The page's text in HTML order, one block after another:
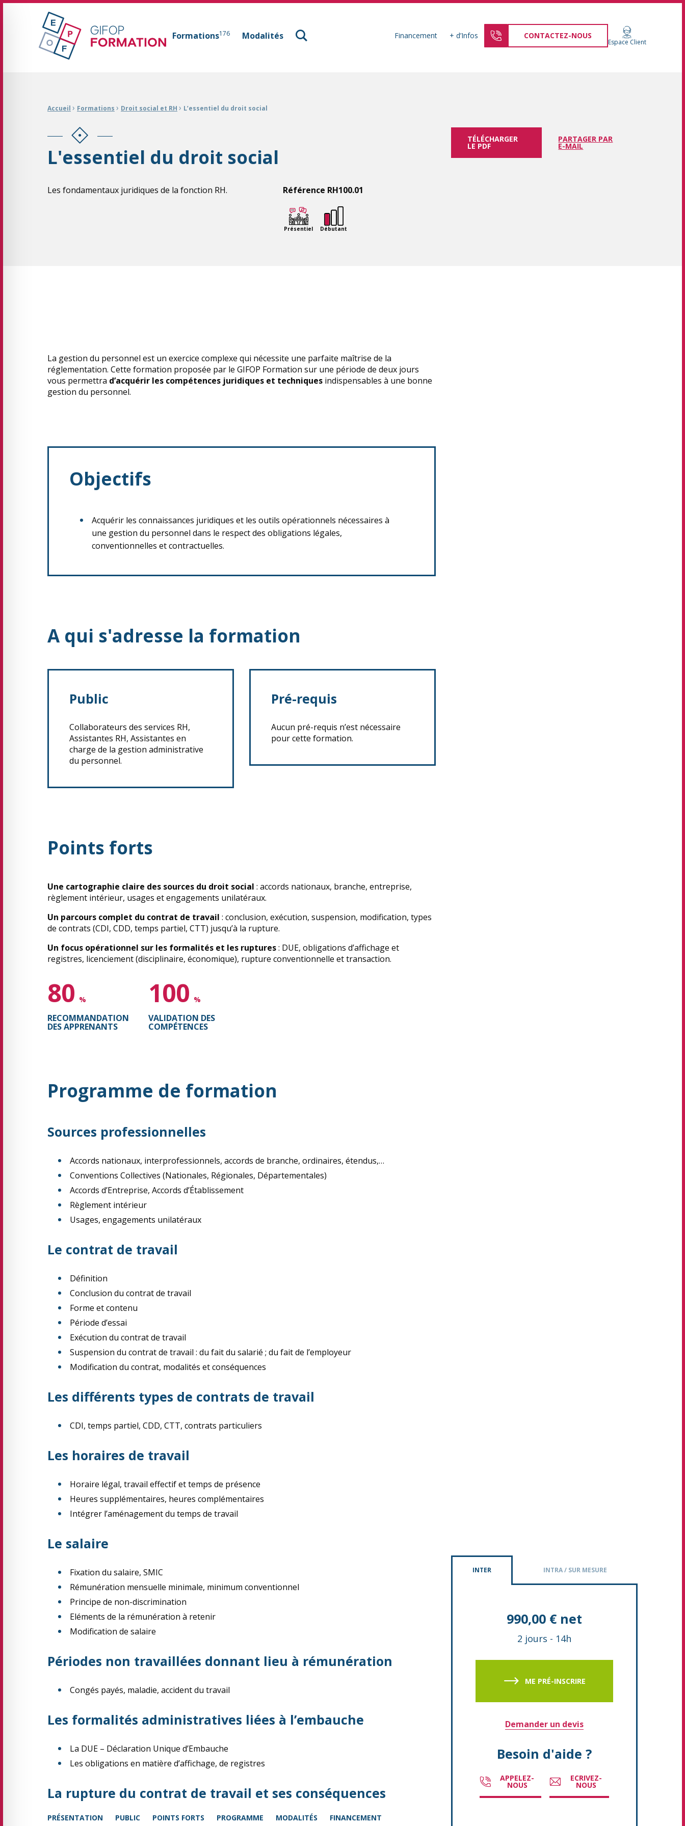
GIFOP Formation Centre de formation continue à Mulhouse
Formations176 Modalités Financement + d’Infos CONTACTEZ-NOUS
Espace Client
Fil d'Ariane :
Accueil › Formations › Droit social et RH › L’essentiel du droit social
L'essentiel du droit social
Les fondamentaux juridiques de la fonction RH. Référence RH100.01
Présentiel Débutant
TÉLÉCHARGER
LE PDF
PARTAGER PAR
E-MAIL
INTER INTRA / SUR MESURE
990,00 € net
2 jours - 14h
ME PRÉ-INSCRIRE
Demander un devis
Besoin d'aide ?
APPELEZ-
NOUS
ECRIVEZ-
NOUS
PRÉSENTATION PUBLIC POINTS FORTS PROGRAMME MODALITÉS FINANCEMENT
La gestion du personnel est un exercice complexe qui nécessite une parfaite maîtrise de la
réglementation. Cette formation proposée par le GIFOP Formation sur une période de deux jours
vous permettra d’acquérir les compétences juridiques et techniques indispensables à une bonne
gestion du personnel.
Objectifs
Acquérir les connaissances juridiques et les outils opérationnels nécessaires à
une gestion du personnel dans le respect des obligations légales,
conventionnelles et contractuelles.
A qui s'adresse la formation
Public
Collaborateurs des services RH,
Assistantes RH, Assistantes en
charge de la gestion administrative
du personnel.
Pré-requis
Aucun pré-requis n’est nécessaire
pour cette formation.
Points forts
Une cartographie claire des sources du droit social : accords nationaux, branche, entreprise,
règlement intérieur, usages et engagements unilatéraux.
Un parcours complet du contrat de travail : conclusion, exécution, suspension, modification, types
de contrats (CDI, CDD, temps partiel, CTT) jusqu’à la rupture.
Un focus opérationnel sur les formalités et les ruptures: DUE, obligations d’affichage et
registres, licenciement (disciplinaire, économique), rupture conventionnelle et transaction.
80 %
RECOMMANDATION
DES APPRENANTS
100 %
VALIDATION DES
COMPÉTENCES
Programme de formation
Sources professionnelles
Accords nationaux, interprofessionnels, accords de branche, ordinaires, étendus,…
Conventions Collectives (Nationales, Régionales, Départementales)
Accords d’Entreprise, Accords d’Établissement
Règlement intérieur
Usages, engagements unilatéraux
Le contrat de travail
Définition
Conclusion du contrat de travail
Forme et contenu
Période d’essai
Exécution du contrat de travail
Suspension du contrat de travail : du fait du salarié ; du fait de l’employeur
Modification du contrat, modalités et conséquences
Les différents types de contrats de travail
CDI, temps partiel, CDD, CTT, contrats particuliers
Les horaires de travail
Horaire légal, travail effectif et temps de présence
Heures supplémentaires, heures complémentaires
Intégrer l’aménagement du temps de travail
Le salaire
Fixation du salaire, SMIC
Rémunération mensuelle minimale, minimum conventionnel
Principe de non-discrimination
Eléments de la rémunération à retenir
Modification de salaire
Périodes non travaillées donnant lieu à rémunération
Congés payés, maladie, accident du travail
Les formalités administratives liées à l’embauche
La DUE – Déclaration Unique d’Embauche
Les obligations en matière d’affichage, de registres
La rupture du contrat de travail et ses conséquences
En cours d’essai